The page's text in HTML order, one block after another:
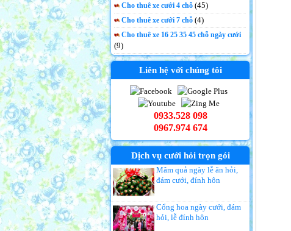
Cho thuê xe cưới 4 chỗ (45)
Cho thuê xe cưới 7 chỗ (4)
Cho thuê xe 16 25 35 45 chỗ ngày cưới
(9)
Liên hệ với chúng tôi
0933.528 098
0967.974 674
Dịch vụ cưới hỏi trọn gói
Mâm quả ngày lễ ăn hỏi,
đám cưới, đính hôn
Cổng hoa ngày cưới, đám
hỏi, lễ đính hôn